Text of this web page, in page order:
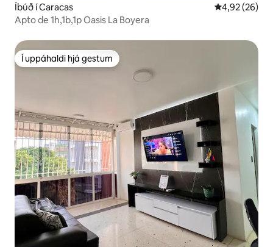
Íbúð í Caracas 4,92 af 5 í
4,92 (26)
Apto de 1h,1b,1p Oasis La Boyera
Í uppáhaldi hjá gestum
Í uppáhaldi hjá gestum